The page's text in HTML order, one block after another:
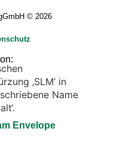
© 2026
Envelope